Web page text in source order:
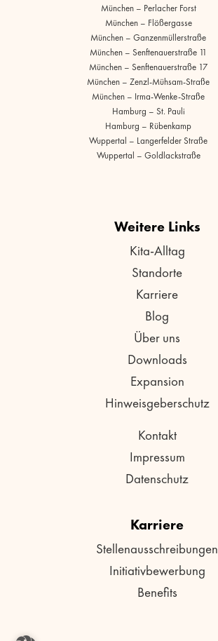
München – Perlacher Forst
München – Flößergasse
München – Ganzenmüllerstraße
München – Senftenauerstraße 11
München – Senftenauerstraße 17
München – Zenzl-Mühsam-Straße
München – Irma-Wenke-Straße
Hamburg – St. Pauli
Hamburg – Rübenkamp
Wuppertal – Langerfelder Straße
Wuppertal – Goldlackstraße
Weitere Links
Kita-Alltag
Standorte
Karriere
Blog
Über uns
Downloads
Expansion
Hinweisgeberschutz
Kontakt
Impressum
Datenschutz
Karriere
Stellenausschreibungen
Initiativbewerbung
Benefits